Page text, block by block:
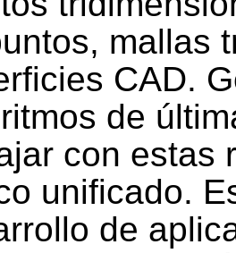
mallas
CAD.
de
con estas
unificado.
de